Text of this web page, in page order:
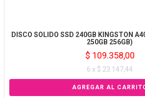
DISCO SOLIDO SSD 240GB KINGSTON
250GB 256GB)
$ 109.358,00
6 x $ 23.147,44